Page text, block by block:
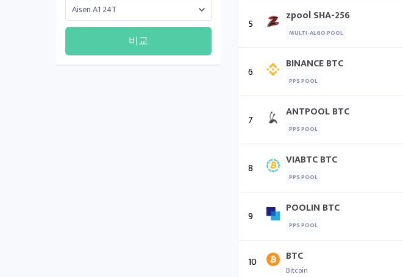
비교
5 zpool SHA-256
MULTI-ALGO POOL
6 BINANCE BTC
PPS POOL
7 ANTPOOL BTC
PPS POOL
8 VIABTC BTC
PPS POOL
9 POOLIN BTC
PPS POOL
10 BTC
Bitcoin